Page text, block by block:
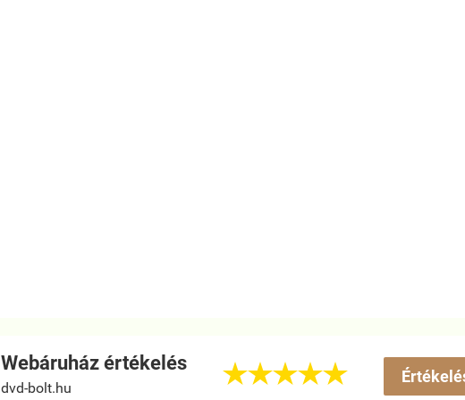
Webáruház értékelés
dvd-bolt.hu
